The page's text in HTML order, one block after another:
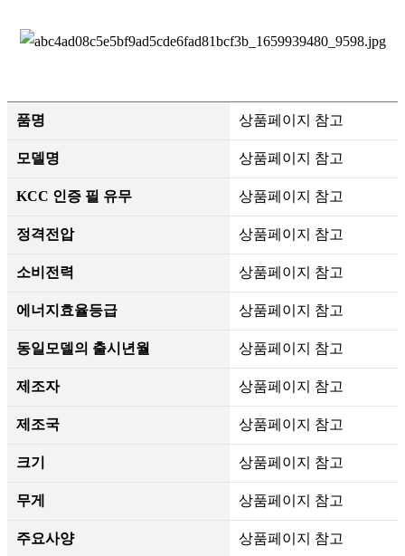
품명 상품페이지 참고
모델명 상품페이지 참고
KCC 인증 필 유무 상품페이지 참고
정격전압 상품페이지 참고
소비전력 상품페이지 참고
에너지효율등급 상품페이지 참고
동일모델의 출시년월 상품페이지 참고
제조자 상품페이지 참고
제조국 상품페이지 참고
크기 상품페이지 참고
무게 상품페이지 참고
주요사양 상품페이지 참고